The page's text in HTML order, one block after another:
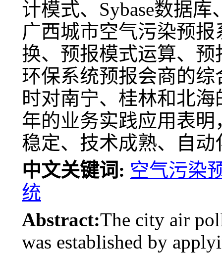
计模式、Sybase数据
广西城市空气污染预
换、预报模式运算、
环保系统预报会商的
时对南宁、桂林和北
年的业务实践应用表
稳定、技术成熟、自
中文关键词: 空气污染
统
Abstract:The city air
was established by